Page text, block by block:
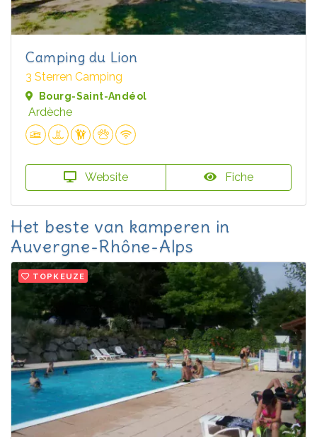
Camping du Lion
3 Sterren Camping
Bourg-Saint-Andéol
Ardèche
Website Fiche
Het beste van kamperen in
Auvergne-Rhône-Alps
TOPKEUZE